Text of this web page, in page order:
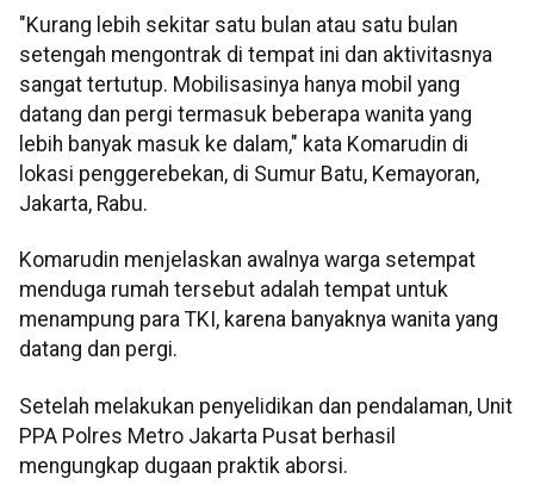
"Kurang lebih sekitar satu bulan atau satu bulan
setengah mengontrak di tempat ini dan aktivitasnya
sangat tertutup. Mobilisasinya hanya mobil yang
datang dan pergi termasuk beberapa wanita yang
lebih banyak masuk ke dalam," kata Komarudin di
lokasi penggerebekan, di Sumur Batu, Kemayoran,
Jakarta, Rabu.
Komarudin menjelaskan awalnya warga setempat
menduga rumah tersebut adalah tempat untuk
menampung para TKI, karena banyaknya wanita yang
datang dan pergi.
Setelah melakukan penyelidikan dan pendalaman, Unit
PPA Polres Metro Jakarta Pusat berhasil
mengungkap dugaan praktik aborsi.